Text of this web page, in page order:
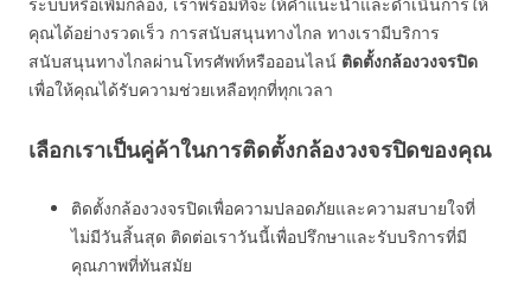
คุณได้อย่างรวดเร็ว การสนับสนุนทางไกล ทางเรามีบริการ
สนับสนุนทางไกลผ่านโทรศัพท์หรือออนไลน์ ติดตั้งกล้องวงจรปิด
เพื่อให้คุณได้รับความช่วยเหลือทุกที่ทุกเวลา
เลือกเราเป็นคู่ค้าในการติดตั้งกล้องวงจรปิดของคุณ
ติดตั้งกล้องวงจรปิดเพื่อความปลอดภัยและความสบายใจที่
ไม่มีวันสิ้นสุด ติดต่อเราวันนี้เพื่อปรึกษาและรับบริการที่มี
คุณภาพที่ทันสมัย